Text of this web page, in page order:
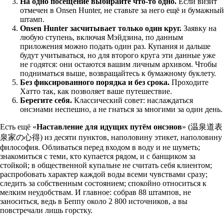
отмечен в Onsen Hunter, не ставьте за него ещё и бумажный
штамп.
Onsen Hunter засчитывает только один круг. Заявку на
любую ступень, включая Мэйдзина, по данным
приложения можно подать один раз. Купания и дальше
будут учитываться, но для второго круга эти данные уже
не годятся: они остаются вашим личным архивом. Чтобы
подниматься выше, возвращайтесь к бумажному буклету.
Без фиксированного порядка и без срока. Проходите
Хатто так, как позволяет ваше путешествие.
Берегите себя. Классический совет: наслаждаться
онсэнами неспешно, а не гнаться за многими за один день.
Есть ещё «Наставление для идущих путём онсэнов» (温泉道表
泉家の心得) из десяти пунктов, наполовину этикет, наполовину
философия. Обливаться перед входом в воду и не шуметь;
знакомиться с теми, кто купается рядом, и с банщиком за
стойкой; в общественной купальне не считать себя клиентом;
распробовать характер каждой воды всеми чувствами сразу;
следить за собственным состоянием; спокойно относиться к
мелким неудобствам. И главное: собрав 88 штампов, не
заноситься, ведь в Беппу около 2 800 источников, а вы
повстречали лишь горстку.